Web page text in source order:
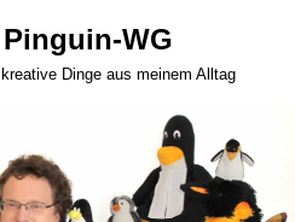
WG
Dinge aus meinem Alltag